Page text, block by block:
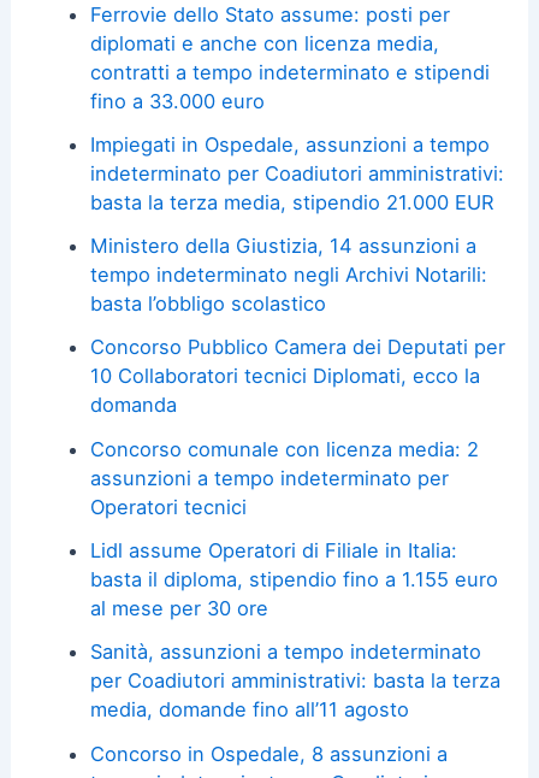
Ferrovie dello Stato assume: posti per
diplomati e anche con licenza media,
contratti a tempo indeterminato e stipendi
fino a 33.000 euro
Impiegati in Ospedale, assunzioni a tempo
indeterminato per Coadiutori amministrativi:
basta la terza media, stipendio 21.000 EUR
Ministero della Giustizia, 14 assunzioni a
tempo indeterminato negli Archivi Notarili:
basta l’obbligo scolastico
Concorso Pubblico Camera dei Deputati per
10 Collaboratori tecnici Diplomati, ecco la
domanda
Concorso comunale con licenza media: 2
assunzioni a tempo indeterminato per
Operatori tecnici
Lidl assume Operatori di Filiale in Italia:
basta il diploma, stipendio fino a 1.155 euro
al mese per 30 ore
Sanità, assunzioni a tempo indeterminato
per Coadiutori amministrativi: basta la terza
media, domande fino all’11 agosto
Concorso in Ospedale, 8 assunzioni a